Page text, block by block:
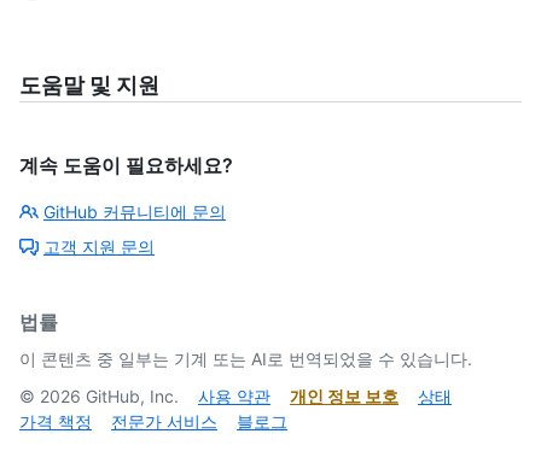
도움말 및 지원
계속 도움이 필요하세요?
GitHub 커뮤니티에 문의
고객 지원 문의
법률
이 콘텐츠 중 일부는 기계 또는 AI로 번역되었을 수 있습니다.
© 2026 GitHub, Inc. 사용 약관 개인 정보 보호
상태
가격 책정
전문가 서비스 블로그